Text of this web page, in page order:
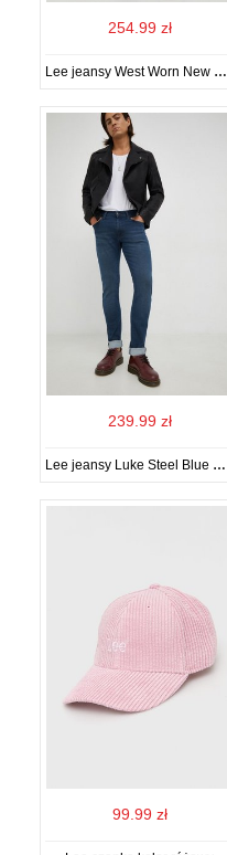
254.99 zł
Lee jeansy West Worn New Hill męskie
239.99 zł
Lee jeansy Luke Steel Blue męskie
99.99 zł